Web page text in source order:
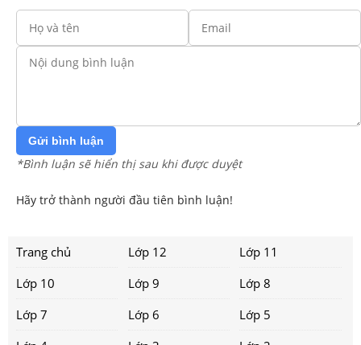
Gửi bình luận
*Bình luận sẽ hiển thị sau khi được duyệt
Hãy trở thành người đầu tiên bình luận!
Trang chủ Lớp 12
Lớp 11
Lớp 10
Lớp 9
Lớp 8
Lớp 7
Lớp 6
Lớp 5